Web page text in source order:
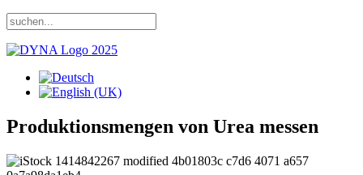
Produktionsmengen von Urea messen